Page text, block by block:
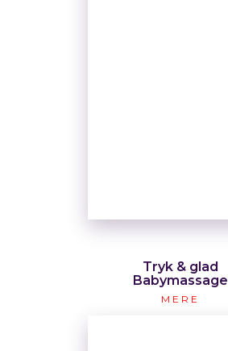
Tryk & glad
Babymassage
MERE